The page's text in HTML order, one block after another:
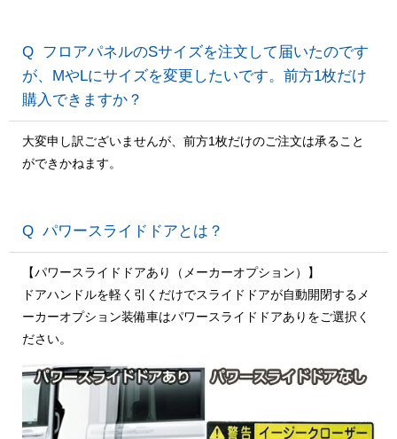
フロアパネルのSサイズを注文して届いたのです
が、MやLにサイズを変更したいです。前方1枚だけ
購入できますか？
大変申し訳ございませんが、前方1枚だけのご注文は承ること
ができかねます。
パワースライドドアとは？
【パワースライドドアあり（メーカーオプション）】
ドアハンドルを軽く引くだけでスライドドアが自動開閉するメ
ーカーオプション装備車はパワースライドドアありをご選択く
ださい。